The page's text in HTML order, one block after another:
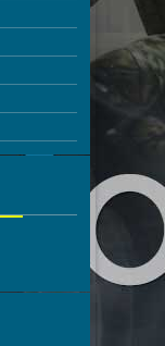
00:49:43
00:49:01
00:18:21